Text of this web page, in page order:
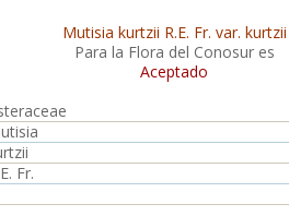
Mutisia kurtzii R.E. Fr. var. kurtzii
Para la Flora del Conosur es
Aceptado
Fr.